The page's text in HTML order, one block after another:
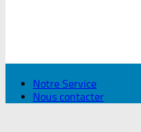
Notre Service
Nous contacter